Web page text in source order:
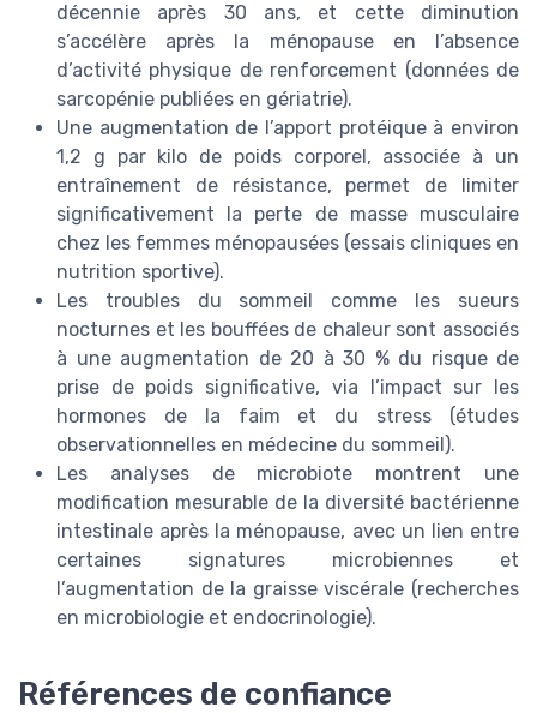
décennie après 30 ans, et cette diminution
s’accélère après la ménopause en l’absence
d’activité physique de renforcement (données de
sarcopénie publiées en gériatrie).
Une augmentation de l’apport protéique à environ
1,2 g par kilo de poids corporel, associée à un
entraînement de résistance, permet de limiter
significativement la perte de masse musculaire
chez les femmes ménopausées (essais cliniques en
nutrition sportive).
Les troubles du sommeil comme les sueurs
nocturnes et les bouffées de chaleur sont associés
à une augmentation de 20 à 30 % du risque de
prise de poids significative, via l’impact sur les
hormones de la faim et du stress (études
observationnelles en médecine du sommeil).
Les analyses de microbiote montrent une
modification mesurable de la diversité bactérienne
intestinale après la ménopause, avec un lien entre
certaines signatures microbiennes et
l’augmentation de la graisse viscérale (recherches
en microbiologie et endocrinologie).
Références de confiance